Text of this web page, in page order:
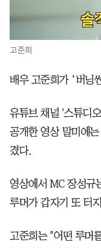
고준희
배우 고준희가 ‘버닝
유튜브 채널 '스튜디
공개한 영상 말미에
겼다.
영상에서 MC 장성규
루머가 갑자기 또 터
고준희는 "어떤 루머